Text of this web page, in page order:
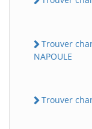
Trouver
NAPOULE
Trouver